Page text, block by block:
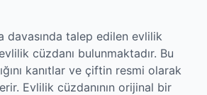
davasında talep edilen evlilik
cüzdanı bulunmaktadır. Bu
kanıtlar ve çiftin resmi olarak
Evlilik cüzdanının orijinal bir